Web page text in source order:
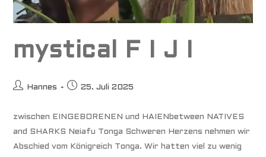
mystical F I J I
Beitrags-
Hannes
Beitrag25. Juli 2025
zwischen EINGEBORENEN und HAIENbetween NATIVES
and SHARKS Neiafu Tonga Schweren Herzens nehmen wir
Abschied vom Königreich Tonga. Wir hatten viel zu wenig